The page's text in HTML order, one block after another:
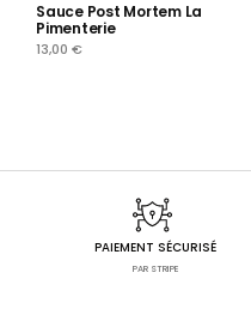
Sauce Post Mortem La
Pimenterie
13,00 €
PAIEMENT SÉCURISÉ
PAR STRIPE